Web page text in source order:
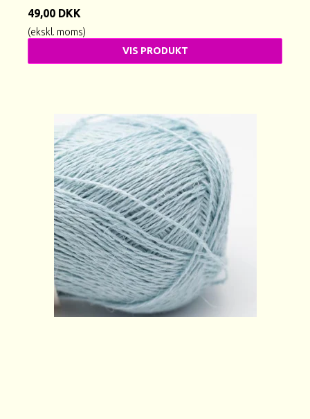
49,00 DKK
(ekskl. moms)
VIS PRODUKT